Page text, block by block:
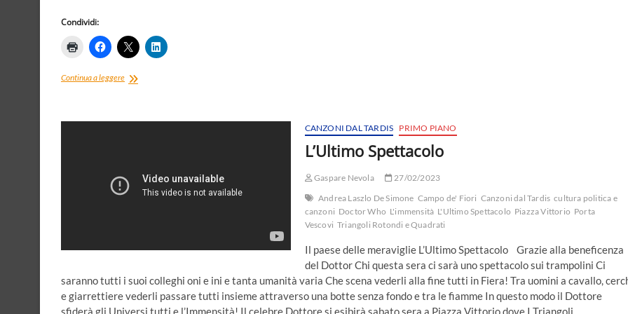
Condividi:
Continua a leggereSole
rosso
CANZONI DAL TARDIS PRIMO PIANO
L’Ultimo Spettacolo
Gaspare Nevola
27/02/2023
Andrea Laszlo De Simone Campo de' Fiori Canzoni dal Tardis cultura politica e
canzoni Doctor Who L'immensità L'Ultimo Spettacolo Piazza Vittorio Porta
Vescovi Triangoli Rotondi e Quadrati
Il paese delle meraviglie L’Ultimo Spettacolo Grazie alla beneficenza
del Dottor Chi questa sera ci sarà uno spettacolo sui trampolini Ci
saranno tutti i suoi colleghi oni e ini e tanta umanità varia Che scena vederli alla fine tutti in Fiera! Tra uomini a cavallo,
e giarrettiere vederli passare tutti insieme attraverso una botte senza fondo e tra le fiamme In questo modo il Dottore